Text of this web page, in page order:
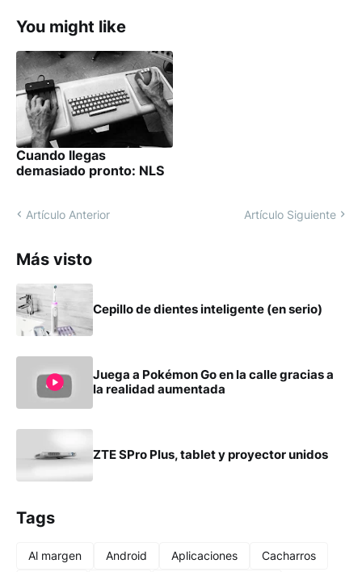
You might like
Cuando llegas
demasiado pronto: NLS
Artículo Anterior Artículo Siguiente
Más visto
Cepillo de dientes inteligente (en serio)
Juega a Pokémon Go en la calle gracias a
la realidad aumentada
ZTE SPro Plus, tablet y proyector unidos
Tags
Al margen Android Aplicaciones Cacharros